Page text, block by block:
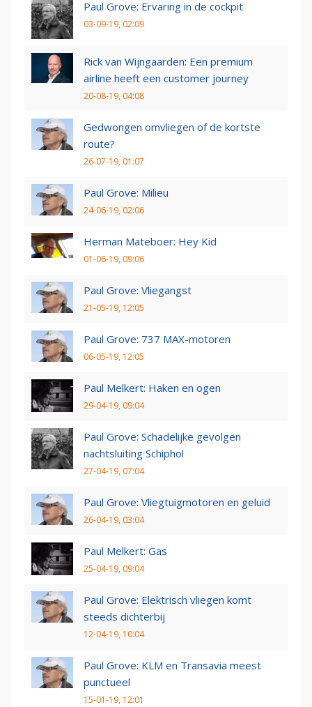
Paul Grove: Ervaring in de cockpit
03-09-19, 02:09
Rick van Wijngaarden: Een premium
airline heeft een customer journey
20-08-19, 04:08
Gedwongen omvliegen of de kortste
route?
26-07-19, 01:07
Paul Grove: Milieu
24-06-19, 02:06
Herman Mateboer: Hey Kid
01-06-19, 09:06
Paul Grove: Vliegangst
21-05-19, 12:05
Paul Grove: 737 MAX-motoren
06-05-19, 12:05
Paul Melkert: Haken en ogen
29-04-19, 09:04
Paul Grove: Schadelijke gevolgen
nachtsluiting Schiphol
27-04-19, 07:04
Paul Grove: Vliegtuigmotoren en geluid
26-04-19, 03:04
Paul Melkert: Gas
25-04-19, 09:04
Paul Grove: Elektrisch vliegen komt
steeds dichterbij
12-04-19, 10:04
Paul Grove: KLM en Transavia meest
punctueel
15-01-19, 12:01